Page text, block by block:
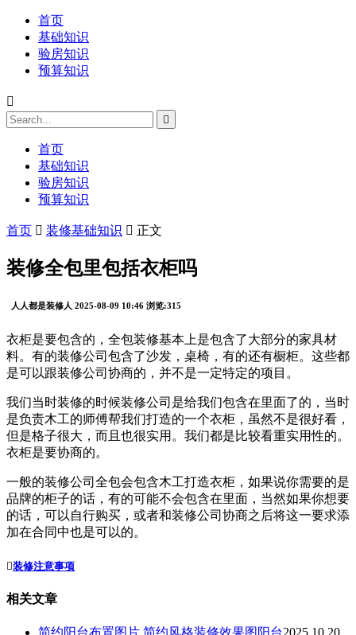
首页
基础知识
验房知识
预算知识


首页
基础知识
验房知识
预算知识
首页  装修基础知识  正文
装修全包里包括衣柜吗
人人都是装修人 2025-08-09 10:46 浏览:315
衣柜是要包含的，全包装修基本上是包含了大部分的家具材
料。有的装修公司包含了沙发，桌椅，有的还有橱柜。这些都
是可以跟装修公司协商的，并不是一定特定的项目。
我们当时装修的时候装修公司是给我们包含在里面了的，当时
是负责木工的师傅帮我们打造的一个衣柜，虽然不是很好看，
但是格子很大，而且也很实用。我们都是比较看重实用性的。
衣柜是要协商的。
一般的装修公司全包会包含木工打造衣柜，如果说你需要的是
品牌的柜子的话，有的可能不会包含在里面，当然如果你想要
的话，可以自行购买，或者和装修公司协商之后将这一要求添
加在合同中也是可以的。
装修注意事项
相关文章